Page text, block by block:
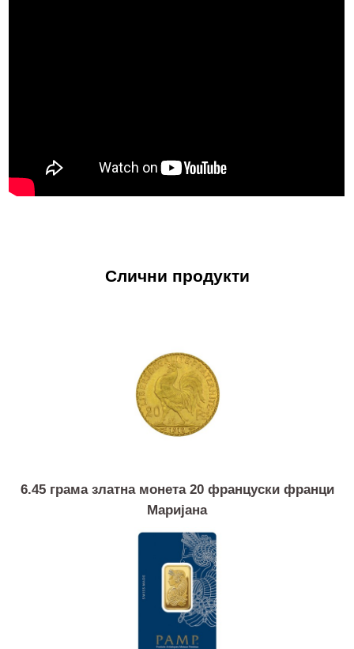
Слични продукти
6.45 грама златна монета 20 француски франци
Маријана